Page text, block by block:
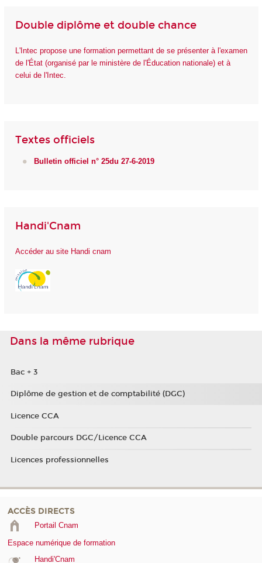
Double diplôme et double chance
L'Intec propose une formation permettant de se présenter à l'examen
de l'État (organisé par le ministère de l'Éducation nationale) et à
celui de l'Intec.
Textes officiels
Bulletin officiel n° 25du 27-6-2019
Handi'Cnam
Accéder au site Handi cnam
Dans la même rubrique
Bac + 3
Diplôme de gestion et de comptabilité (DGC)
Licence CCA
Double parcours DGC/Licence CCA
Licences professionnelles
ACCÈS DIRECTS
Portail Cnam
Espace numérique de formation
Handi'Cnam